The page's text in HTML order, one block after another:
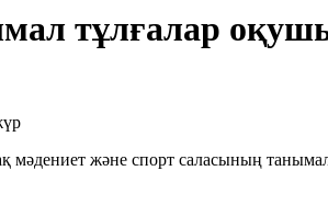
тұлғалар
мәдениет және спорт саласының